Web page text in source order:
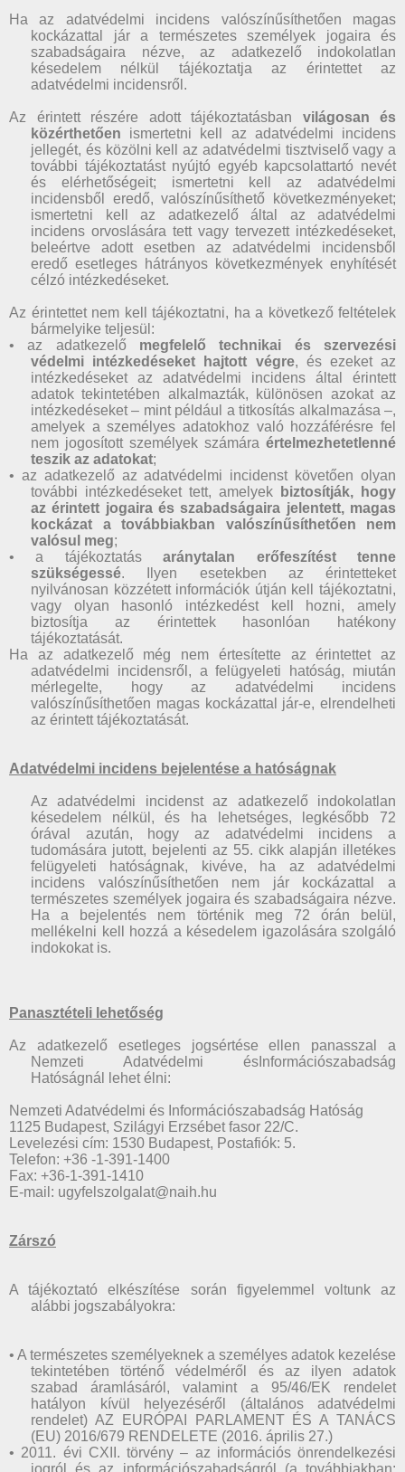
Ha az adatvédelmi incidens valószínűsíthetően magas
kockázattal jár a természetes személyek jogaira és
szabadságaira nézve, az adatkezelő indokolatlan
késedelem nélkül tájékoztatja az érintettet az
adatvédelmi incidensről.
Az érintett részére adott tájékoztatásban világosan és
közérthetően ismertetni kell az adatvédelmi incidens
jellegét, és közölni kell az adatvédelmi tisztviselő vagy a
további tájékoztatást nyújtó egyéb kapcsolattartó nevét
és elérhetőségeit; ismertetni kell az adatvédelmi
incidensből eredő, valószínűsíthető következményeket;
ismertetni kell az adatkezelő által az adatvédelmi
incidens orvoslására tett vagy tervezett intézkedéseket,
beleértve adott esetben az adatvédelmi incidensből
eredő esetleges hátrányos következmények enyhítését
célzó intézkedéseket.
Az érintettet nem kell tájékoztatni, ha a következő feltételek
bármelyike teljesül:
• az adatkezelő megfelelő technikai és szervezési
védelmi intézkedéseket hajtott végre, és ezeket az
intézkedéseket az adatvédelmi incidens által érintett
adatok tekintetében alkalmazták, különösen azokat az
intézkedéseket – mint például a titkosítás alkalmazása –,
amelyek a személyes adatokhoz való hozzáférésre fel
nem jogosított személyek számára értelmezhetetlenné
teszik az adatokat;
• az adatkezelő az adatvédelmi incidenst követően olyan
további intézkedéseket tett, amelyek
biztosítják, hogy
az érintett jogaira és szabadságaira jelentett, magas
kockázat a továbbiakban valószínűsíthetően nem
valósul meg;
• a tájékoztatásaránytalan erőfeszítést tenne
szükségessé. Ilyen esetekben az érintetteket
nyilvánosan közzétett információk útján kell tájékoztatni,
vagy olyan hasonló intézkedést kell hozni, amely
biztosítja az érintettek hasonlóan hatékony
tájékoztatását.
Ha az adatkezelő még nem értesítette az érintettet az
adatvédelmi incidensről, a felügyeleti hatóság, miután
mérlegelte, hogy az adatvédelmi incidens
valószínűsíthetően magas kockázattal jár-e, elrendelheti
az érintett tájékoztatását.
Adatvédelmi incidens bejelentése a hatóságnak
Az adatvédelmi incidenst az adatkezelő indokolatlan
késedelem nélkül, és ha lehetséges, legkésőbb 72
órával azután, hogy az adatvédelmi incidens a
tudomására jutott, bejelenti az 55. cikk alapján illetékes
felügyeleti hatóságnak, kivéve, ha az adatvédelmi
incidens valószínűsíthetően nem jár kockázattal a
természetes személyek jogaira és szabadságaira nézve.
Ha a bejelentés nem történik meg 72 órán belül,
mellékelni kell hozzá a késedelem igazolására szolgáló
indokokat is.
Panasztételi lehetőség
Az adatkezelő esetleges jogsértése ellen panasszal a
Nemzeti Adatvédelmi ésInformációszabadság
Hatóságnál lehet élni:
Nemzeti Adatvédelmi és Információszabadság Hatóság
1125 Budapest, Szilágyi Erzsébet fasor 22/C.
Levelezési cím: 1530 Budapest, Postafiók: 5.
Telefon: +36 -1-391-1400
Fax: +36-1-391-1410
E-mail: ugyfelszolgalat@naih.hu
Zárszó
A tájékoztató elkészítése során figyelemmel voltunk az
alábbi jogszabályokra:
• A természetes személyeknek a személyes adatok kezelése
tekintetében történő védelméről és az ilyen adatok
szabad áramlásáról, valamint a 95/46/EK rendelet
hatályon kívül helyezéséről (általános adatvédelmi
rendelet) AZ EURÓPAI PARLAMENT ÉS A TANÁCS
(EU) 2016/679 RENDELETE (2016. április 27.)
• 2011. évi CXII. törvény – az információs önrendelkezési
jogról és az információszabadságról (a továbbiakban: